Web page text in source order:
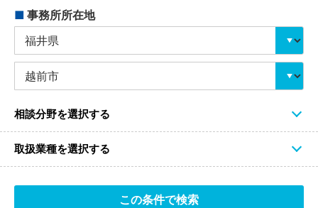
■ 事務所所在地
相談分野を選択する
取扱業種を選択する